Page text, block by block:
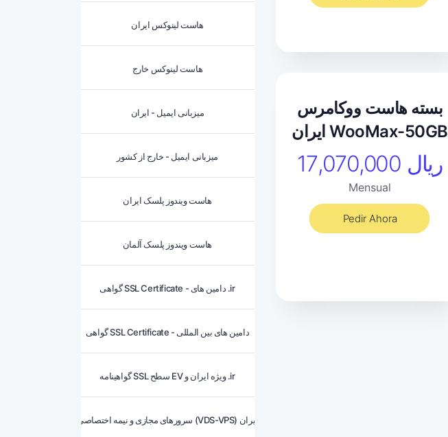
هاست لینوکس ایران
هاست لینوکس خارج
میزبانی ایمیل - ایران
میزبانی ایمیل - خارج از کشور
هاست ویندوز پلسک ایران
هاست ویندوز پلسک آلمان
گواهی SSL Certificate - دامین های .ir
گواهی SSL Certificate - دامین های بین المللی
گواهینامه SSL سطح EV ویژه ایران و .ir
سرورهای مجازی و نیمه اختصاصی (VDS-VPS) ایران
بسته هاست ووکامرس
ایران WooMax-50GB
17,070,000 ریال
Mensual
Pedir Ahora